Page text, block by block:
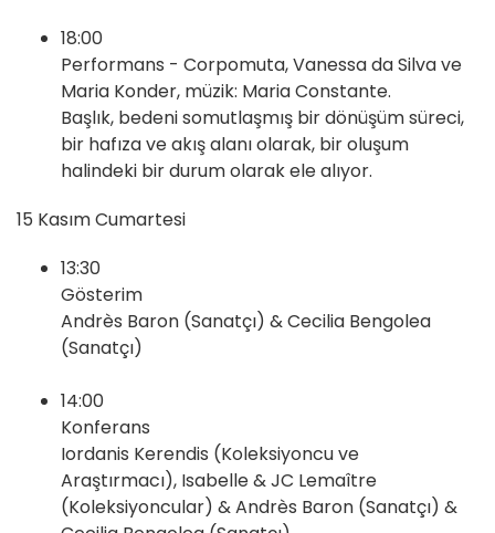
18:00
Performans - Corpomuta, Vanessa da Silva ve
Maria Konder, müzik: Maria Constante.
Başlık, bedeni somutlaşmış bir dönüşüm süreci,
bir hafıza ve akış alanı olarak, bir oluşum
halindeki bir durum olarak ele alıyor.
15 Kasım Cumartesi
13:30
Gösterim
Andrès Baron (Sanatçı) & Cecilia Bengolea
(Sanatçı)
14:00
Konferans
Iordanis Kerendis (Koleksiyoncu ve
Araştırmacı), Isabelle & JC Lemaître
(Koleksiyoncular) & Andrès Baron (Sanatçı) &